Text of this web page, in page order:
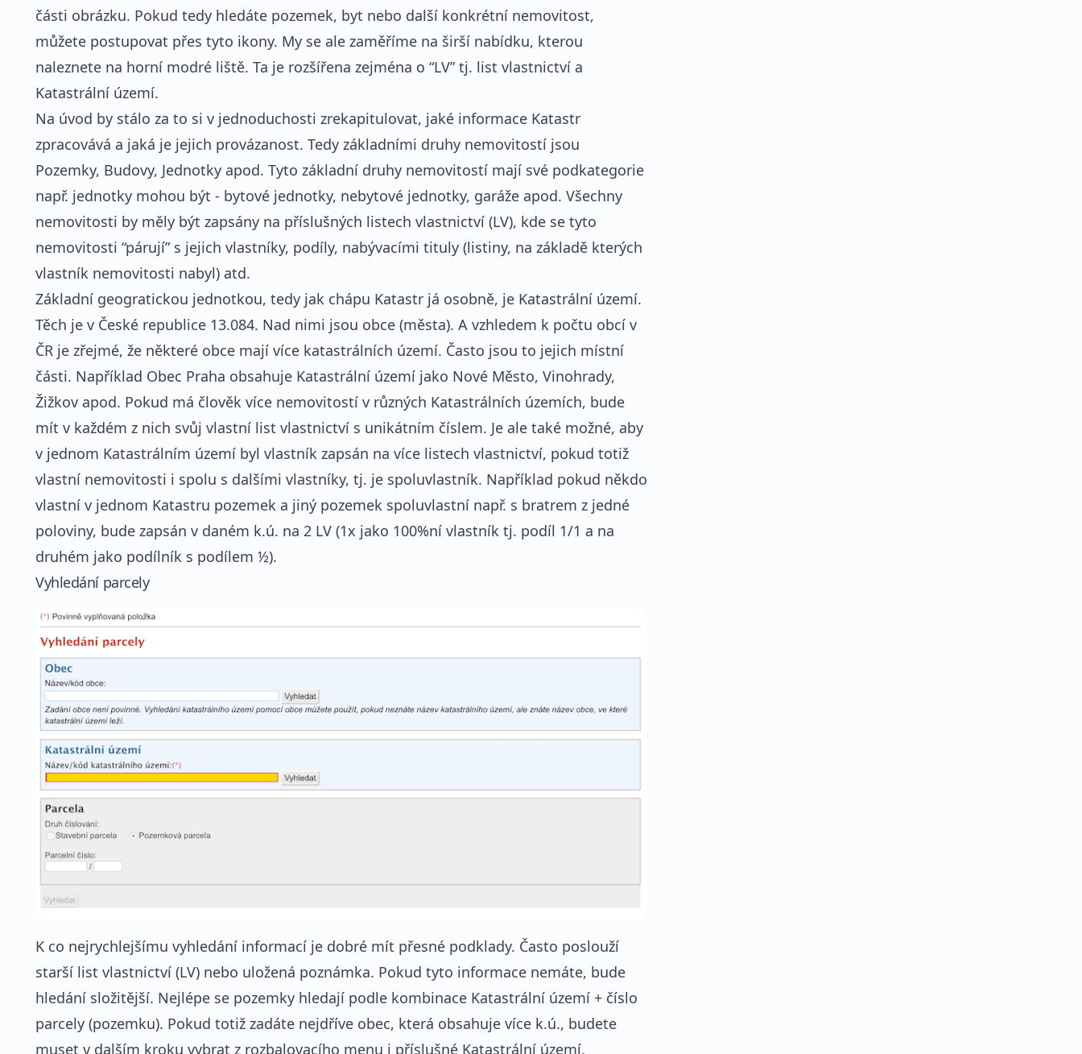
části obrázku. Pokud tedy hledáte pozemek, byt nebo další konkrétní nemovitost,
můžete postupovat přes tyto ikony. My se ale zaměříme na širší nabídku, kterou
naleznete na horní modré liště. Ta je rozšířena zejména o “LV” tj. list vlastnictví a
Katastrální území.
Na úvod by stálo za to si v jednoduchosti zrekapitulovat, jaké informace Katastr
zpracovává a jaká je jejich provázanost. Tedy základními druhy nemovitostí jsou
Pozemky, Budovy, Jednotky apod. Tyto základní druhy nemovitostí mají své podkategorie
např. jednotky mohou být - bytové jednotky, nebytové jednotky, garáže apod. Všechny
nemovitosti by měly být zapsány na příslušných listech vlastnictví (LV), kde se tyto
nemovitosti “párují” s jejich vlastníky, podíly, nabývacími tituly (listiny, na základě kterých
vlastník nemovitosti nabyl) atd.
Základní geogratickou jednotkou, tedy jak chápu Katastr já osobně, je Katastrální území.
Těch je v České republice 13.084. Nad nimi jsou obce (města). A vzhledem k počtu obcí v
ČR je zřejmé, že některé obce mají více katastrálních území. Často jsou to jejich místní
části. Například Obec Praha obsahuje Katastrální území jako Nové Město, Vinohrady,
Žižkov apod. Pokud má člověk více nemovitostí v různých Katastrálních územích, bude
mít v každém z nich svůj vlastní list vlastnictví s unikátním číslem. Je ale také možné, aby
v jednom Katastrálním území byl vlastník zapsán na více listech vlastnictví, pokud totiž
vlastní nemovitosti i spolu s dalšími vlastníky, tj. je spoluvlastník. Například pokud někdo
vlastní v jednom Katastru pozemek a jiný pozemek spoluvlastní např. s bratrem z jedné
poloviny, bude zapsán v daném k.ú. na 2 LV (1x jako 100%ní vlastník tj. podíl 1/1 a na
druhém jako podílník s podílem ½).
Vyhledání parcely
K co nejrychlejšímu vyhledání informací je dobré mít přesné podklady. Často poslouží
starší list vlastnictví (LV) nebo uložená poznámka. Pokud tyto informace nemáte, bude
hledání složitější. Nejlépe se pozemky hledají podle kombinace Katastrální území + číslo
parcely (pozemku). Pokud totiž zadáte nejdříve obec, která obsahuje více k.ú., budete
muset v dalším kroku vybrat z rozbalovacího menu i příslušné Katastrální území.